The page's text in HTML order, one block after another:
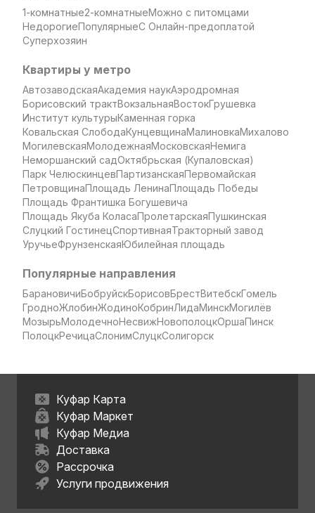
1-комнатные2-комнатныеМожно с питомцами
НедорогиеПопулярныеС Онлайн-предоплатой
Суперхозяин
Квартиры у метро
АвтозаводскаяАкадемия наукАэродромная
Борисовский трактВокзальнаяВостокГрушевка
Институт культурыКаменная горка
Ковальская СлободаКунцевщинаМалиновкаМихалово
МогилевскаяМолодежнаяМосковскаяНемига
Неморшанский садОктябрьская (Купаловская)
Парк ЧелюскинцевПартизанскаяПервомайская
ПетровщинаПлощадь ЛенинаПлощадь Победы
Площадь Франтишка Богушевича
Площадь Якуба КоласаПролетарскаяПушкинская
Слуцкий ГостинецСпортивнаяТракторный завод
УручьеФрунзенскаяЮбилейная площадь
Популярные направления
БарановичиБобруйскБорисовБрестВитебскГомель
ГродноЖлобинЖодиноКобринЛидаМинскМогилёв
МозырьМолодечноНесвижНовополоцкОршаПинск
ПолоцкРечицаСлонимСлуцкСолигорск
Куфар Карта
Куфар Маркет
Куфар Медиа
Доставка
Рассрочка
Услуги продвижения